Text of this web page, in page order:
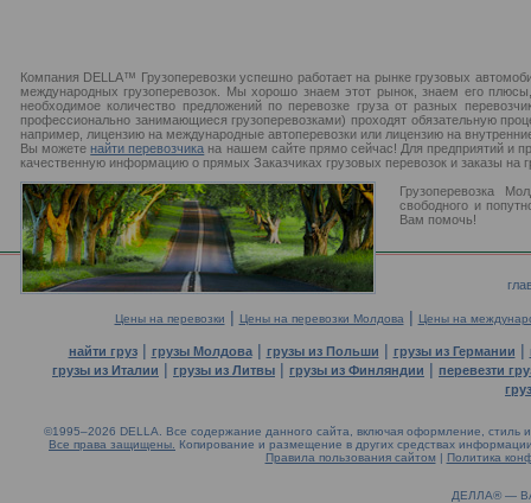
Компания DELLA™ Грузоперевозки успешно работает на рынке грузовых
международных грузоперевозок. Мы хорошо знаем этот рынок, знаем его
необходимое количество предложений по перевозке груза от разных
профессионально занимающиеся грузоперевозками) проходят обязательную
например, лицензию на международные автоперевозки или лицензию на
Вы можетенайти перевозчика на нашем сайте прямо сейчас! Для предприятий и
качественную информацию о прямых Заказчиках грузовых перевозок и заказы на
Грузоперевозка
свободного и
Вам помочь!
Цены на перевозки | Цены на перевозки Молдова | Цены на
найти груз| грузы Молдова| грузы из Польши | грузы из Германии |
грузы из Италии | грузы из Литвы | грузы из Финляндии | перевезти
©1995–2026 DELLA. Все содержание данного сайта, включая оформление, стиль и
Все права защищены.
Копирование и размещение в других средствах
Правила пользования сайтом | Политика
ДЕЛЛА® —